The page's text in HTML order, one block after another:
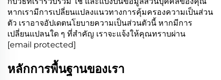
หากเรามีการเปลี่ยนแปลงแนวทางการคุ้มครองความเป็นส่วน
ตัว เราอาจอัปเดตนโยบายความเป็นส่วนตัวนี้ หากมีการ
เปลี่ยนแปลนใด ๆ ที่สำคัญ เราจะแจ้งให้คุณทราบผ่าน
[email protected]
หลักการพื้นฐานของเรา